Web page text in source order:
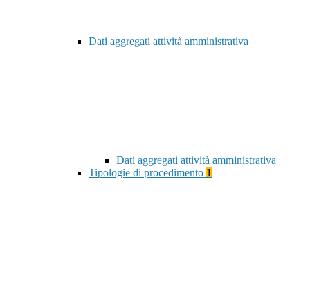
Dati aggregati attività amministrativa
Dati aggregati attività amministrativa
Tipologie di procedimento 1